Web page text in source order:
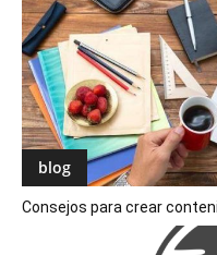
blog
Consejos para crear